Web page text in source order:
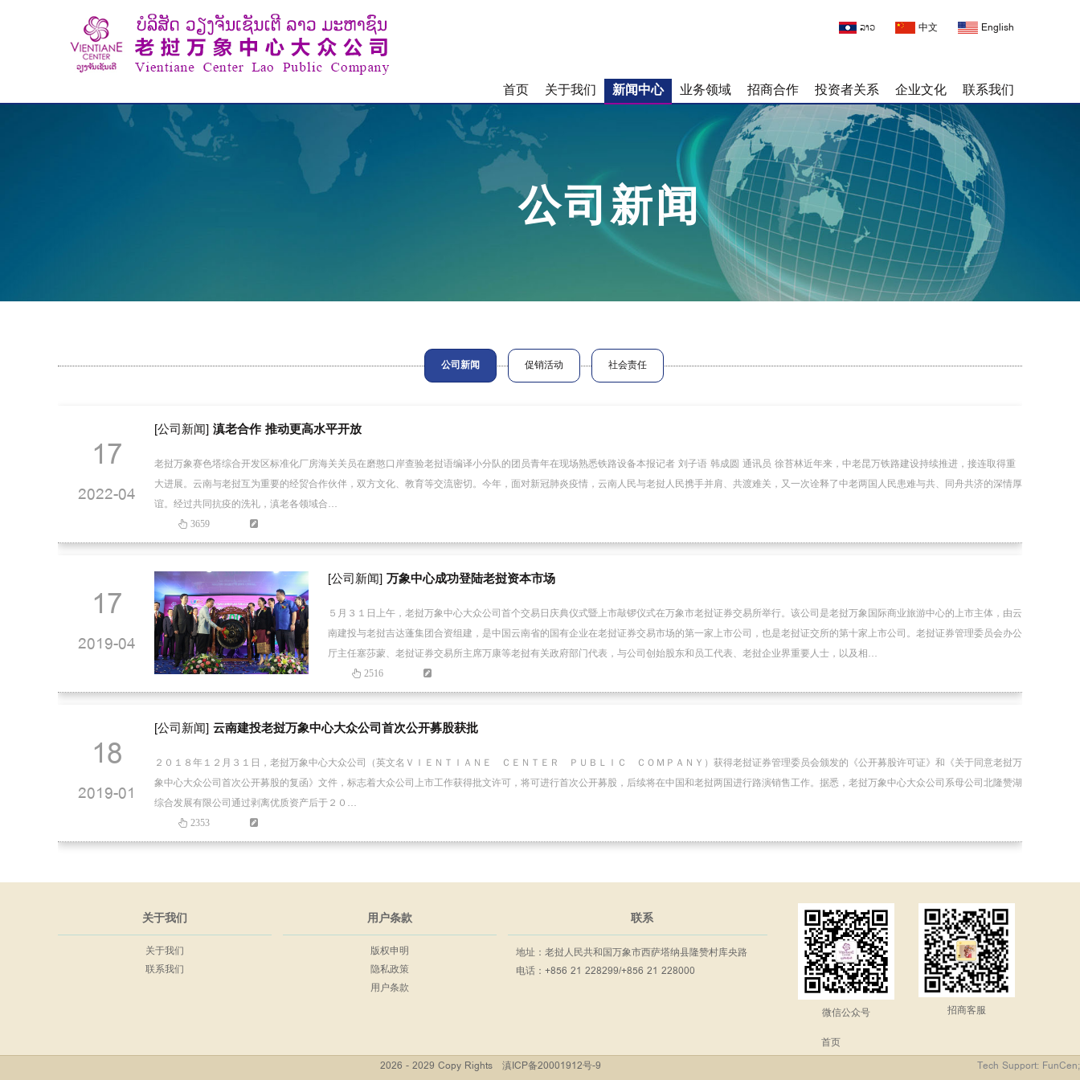
ລາວ 中文 English
首页 关于我们 新闻中心 业务领域 招商合作 投资者关系 企业文化 联系我们
公司新闻
公司新闻 促销活动 社会责任
17
2022-04
[公司新闻] 滇老合作 推动更高水平开放
老挝万象赛色塔综合开发区标准化厂房海关关员在磨憨口岸查验老挝语编译小分队的团员青年在现场熟悉铁路设备本报记者 刘子语 韩成圆 通讯员 徐苔林近年来，中老昆万铁路建设持续推进，接连取得重
大进展。云南与老挝互为重要的经贸合作伙伴，双方文化、教育等交流密切。今年，面对新冠肺炎疫情，云南人民与老挝人民携手并肩、共渡难关，又一次诠释了中老两国人民患难与共、同舟共济的深情厚
谊。经过共同抗疫的洗礼，滇老各领域合…
3659
17
2019-04
[公司新闻] 万象中心成功登陆老挝资本市场
５月３１日上午，老挝万象中心大众公司首个交易日庆典仪式暨上市敲锣仪式在万象市老挝证券交易所举行。该公司是老挝万象国际商业旅游中心的上市主体，由云
南建投与老挝吉达蓬集团合资组建，是中国云南省的国有企业在老挝证券交易市场的第一家上市公司，也是老挝证交所的第十家上市公司。老挝证券管理委员会办公
厅主任塞莎蒙、老挝证券交易所主席万康等老挝有关政府部门代表，与公司创始股东和员工代表、老挝企业界重要人士，以及相…
2516
18
2019-01
[公司新闻] 云南建投老挝万象中心大众公司首次公开募股获批
２０１８年１２月３１日，老挝万象中心大众公司（英文名ＶＩＥＮＴＩＡＮＥ ＣＥＮＴＥＲ ＰＵＢＬＩＣ ＣＯＭＰＡＮＹ）获得老挝证券管理委员会颁发的《公开募股许可证》和《关于同意老挝万
象中心大众公司首次公开募股的复函》文件，标志着大众公司上市工作获得批文许可，将可进行首次公开募股，后续将在中国和老挝两国进行路演销售工作。据悉，老挝万象中心大众公司系母公司北隆赞湖
综合发展有限公司通过剥离优质资产后于２０…
2353
关于我们
关于我们
联系我们
用户条款
版权申明
隐私政策
用户条款
联系
地址：老挝人民共和国万象市西萨塔纳县隆赞村库央路
电话：+856 21 228299/+856 21 228000
招商客服
微信公众号
首页
2026 - 2029 Copy Rights 滇ICP备20001912号-9 Tech Support: FunCen;